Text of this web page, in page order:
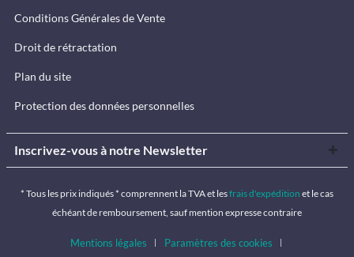
Conditions Générales de Vente
Droit de rétractation
Plan du site
Protection des données personnelles
Inscrivez-vous à notre Newsletter
* Tous les prix indiqués * comprennent la TVA et lesfrais d'expédition et le cas
échéant de remboursement, sauf mention expresse contraire
Mentions légales Paramètres des cookies